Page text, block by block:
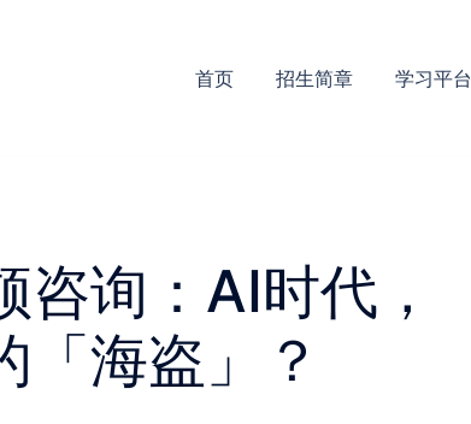
首页 招生简章 学习平台
询：AI时代，
「海盗」？